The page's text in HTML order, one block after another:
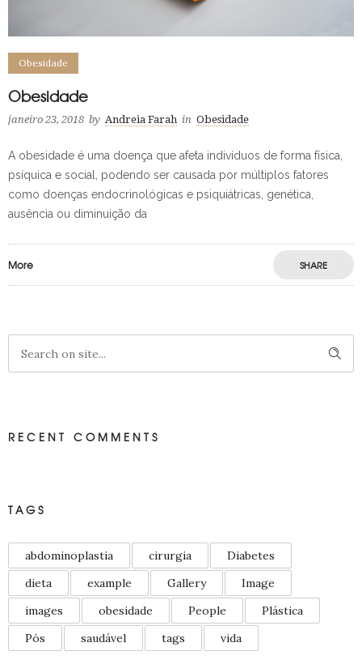
Obesidade
Obesidade
janeiro 23, 2018 by Andreia Farah in Obesidade
A obesidade é uma doença que afeta indivíduos de forma física,
psíquica e social, podendo ser causada por múltiplos fatores
como doenças endocrinológicas e psiquiátricas, genética,
ausência ou diminuição da
More SHARE
RECENT COMMENTS
TAGS
abdominoplastia cirurgia
Diabetes
dieta
example Gallery
Image
images
obesidade People
Plástica
Pós
saudável tags vida